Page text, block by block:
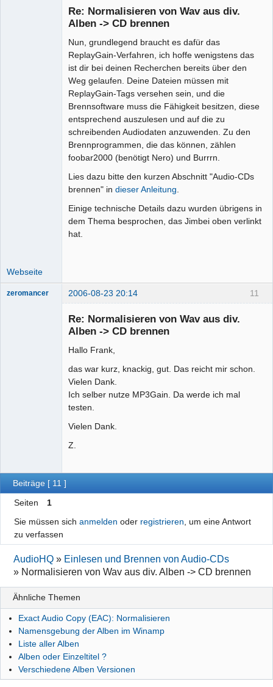
Re: Normalisieren von Wav aus div.
Alben -> CD brennen
Nun, grundlegend braucht es dafür das
ReplayGain-Verfahren, ich hoffe wenigstens das
ist dir bei deinen Recherchen bereits über den
Weg gelaufen. Deine Dateien müssen mit
ReplayGain-Tags versehen sein, und die
Brennsoftware muss die Fähigkeit besitzen, diese
entsprechend auszulesen und auf die zu
schreibenden Audiodaten anzuwenden. Zu den
Brennprogrammen, die das können, zählen
foobar2000 (benötigt Nero) und Burrrn.
Lies dazu bitte den kurzen Abschnitt "Audio-CDs
brennen" in dieser Anleitung
Einige technische Details dazu wurden übrigens in
dem Thema besprochen, das Jimbei oben verlinkt
hat.
Webseite
11
zeromancer 2006-08-23 20:14
Re: Normalisieren von Wav aus div.
Alben -> CD brennen
Hallo Frank,
das war kurz, knackig, gut. Das reicht mir schon.
Vielen Dank.
Ich selber nutze MP3Gain. Da werde ich mal
testen.
Vielen Dank.
Z.
Beiträge [ 11 ]
Seiten
1
Sie müssen sich anmelden oder registrieren , um eine Antwort
zu verfassen
AudioHQ » Einlesen und Brennen von Audio-CDs
» Normalisieren von Wav aus div. Alben -> CD brennen
Ähnliche Themen
Exact Audio Copy (EAC): Normalisieren
Namensgebung der Alben im Winamp
Liste aller Alben
Alben oder Einzeltitel ?
Verschiedene Alben Versionen